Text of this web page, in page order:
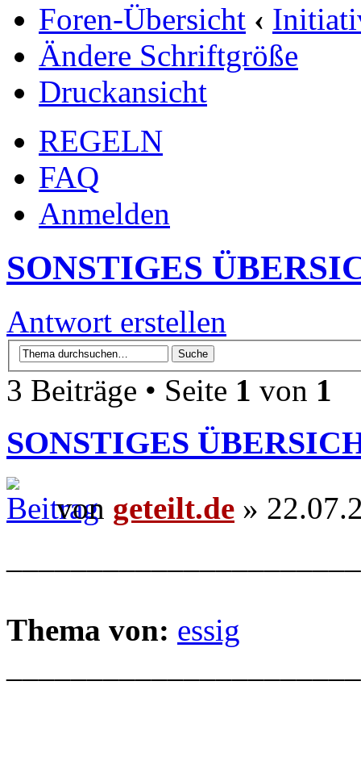
Foren-Übersicht ‹
Ändere Schriftgröße
Druckansicht
REGELN
FAQ
Anmelden
SONSTIGES
Antwort erstellen
3 Beiträge • Seite 1 von 1
SONSTIGES
von geteilt.de »
Thema von: essig